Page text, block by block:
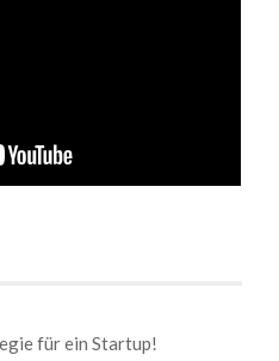
für ein Startup!